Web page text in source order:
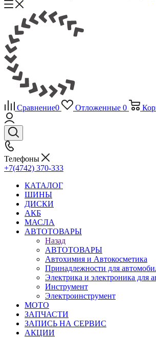
Сравнение0 Отложенные 0
Телефоны
+7(4742) 370-333
КАТАЛОГ
ШИНЫ
ДИСКИ
АКБ
МАСЛА
АВТОТОВАРЫ
Назад
АВТОТОВАРЫ
Автохимия и Автокосметика
Принадлежности для
Электрика и электроника для
Инструмент
Электроинструмент
МОТО
ЗАПЧАСТИ
ЗАПИСЬ НА СЕРВИС
АКЦИИ